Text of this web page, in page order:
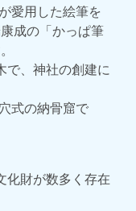
愛用した絵筆を
成の「かっぱ筆
で、神社の創建に
式の納骨窟で
化財が数多く存在